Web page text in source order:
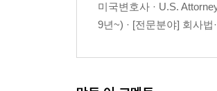
05. 대습상속
06. 상속분과 상속재산분할
08. 상속포기
미국변호사 · U.S.
9년~) · [전문분야] 회사